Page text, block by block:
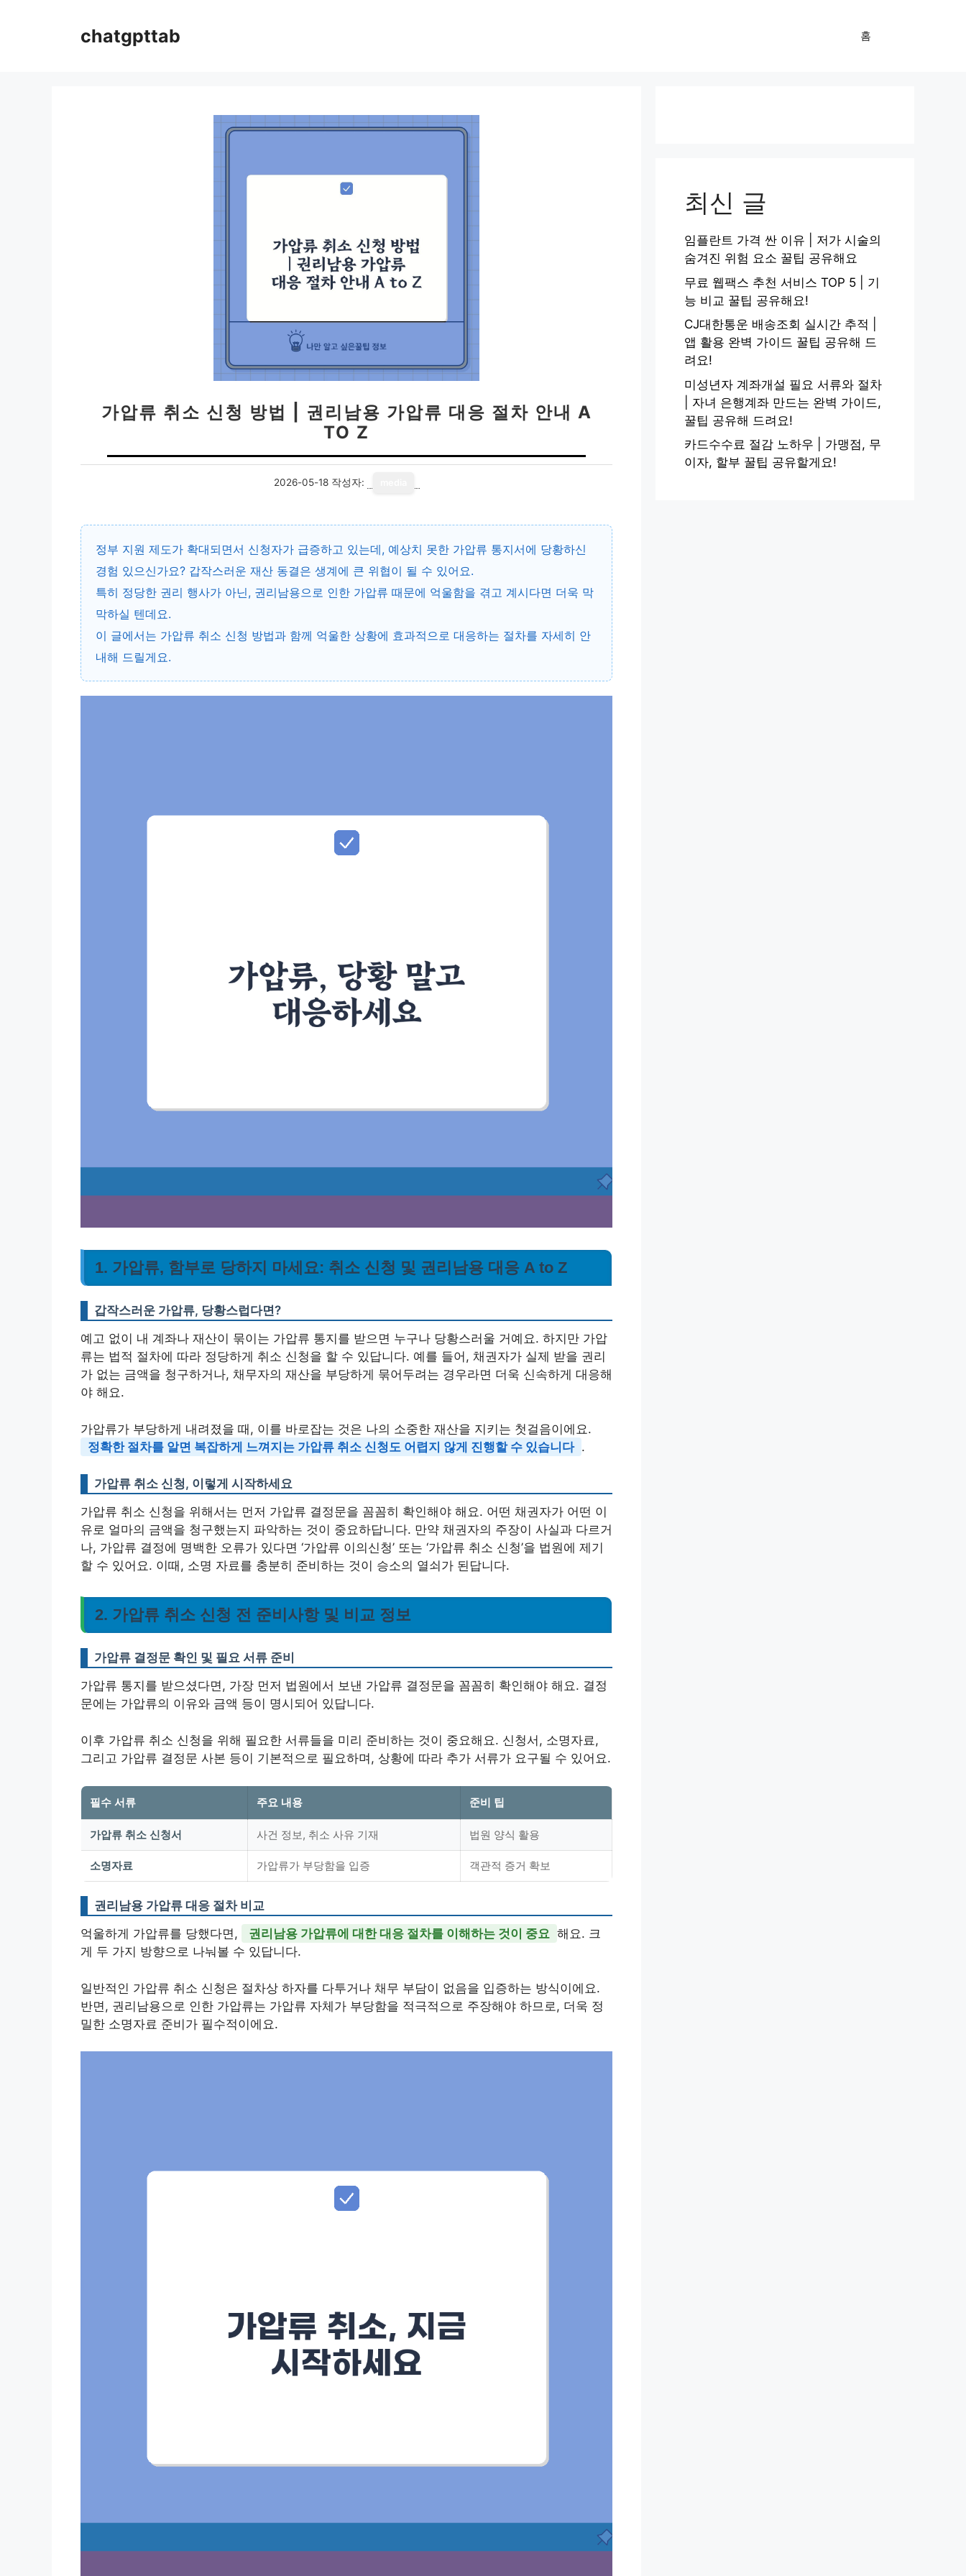
chatgpttab 홈
가압류 취소 신청 방법 | 권리남용 가압류 대응 절차 안내 A
TO Z
2026-05-18 작성자:
정부 지원 제도가 확대되면서 신청자가 급증하고 있는데, 예상치 못한 가압류 통지서에 당황하신
경험 있으신가요? 갑작스러운 재산 동결은 생계에 큰 위협이 될 수 있어요.
특히 정당한 권리 행사가 아닌, 권리남용으로 인한 가압류 때문에 억울함을 겪고 계시다면 더욱 막
막하실 텐데요.
이 글에서는 가압류 취소 신청 방법과 함께 억울한 상황에 효과적으로 대응하는 절차를 자세히 안
내해 드릴게요.
1. 가압류, 함부로 당하지 마세요: 취소 신청 및 권리남용 대응 A to Z
갑작스러운 가압류, 당황스럽다면?
예고 없이 내 계좌나 재산이 묶이는 가압류 통지를 받으면 누구나 당황스러울 거예요. 하지만 가압
류는 법적 절차에 따라 정당하게 취소 신청을 할 수 있답니다. 예를 들어, 채권자가 실제 받을 권리
가 없는 금액을 청구하거나, 채무자의 재산을 부당하게 묶어두려는 경우라면 더욱 신속하게 대응해
야 해요.
가압류가 부당하게 내려졌을 때, 이를 바로잡는 것은 나의 소중한 재산을 지키는 첫걸음이에요.
정확한 절차를 알면 복잡하게 느껴지는 가압류 취소 신청도 어렵지 않게 진행할 수 있습니다 .
가압류 취소 신청, 이렇게 시작하세요
가압류 취소 신청을 위해서는 먼저 가압류 결정문을 꼼꼼히 확인해야 해요. 어떤 채권자가 어떤 이
유로 얼마의 금액을 청구했는지 파악하는 것이 중요하답니다. 만약 채권자의 주장이 사실과 다르거
나, 가압류 결정에 명백한 오류가 있다면 ‘가압류 이의신청’ 또는 ‘가압류 취소 신청’을 법원에 제기
할 수 있어요. 이때, 소명 자료를 충분히 준비하는 것이 승소의 열쇠가 된답니다.
2. 가압류 취소 신청 전 준비사항 및 비교 정보
가압류 결정문 확인 및 필요 서류 준비
가압류 통지를 받으셨다면, 가장 먼저 법원에서 보낸 가압류 결정문을 꼼꼼히 확인해야 해요. 결정
문에는 가압류의 이유와 금액 등이 명시되어 있답니다.
이후 가압류 취소 신청을 위해 필요한 서류들을 미리 준비하는 것이 중요해요. 신청서, 소명자료,
그리고 가압류 결정문 사본 등이 기본적으로 필요하며, 상황에 따라 추가 서류가 요구될 수 있어요.
필수 서류 주요 내용 준비 팁
가압류 취소 신청서 사건 정보, 취소 사유 기재 법원 양식 활용
소명자료 가압류가 부당함을 입증 객관적 증거 확보
권리남용 가압류 대응 절차 비교
억울하게 가압류를 당했다면,
권리남용 가압류에 대한 대응 절차를 이해하는 것이 중요 해요. 크
게 두 가지 방향으로 나눠볼 수 있답니다.
일반적인 가압류 취소 신청은 절차상 하자를 다투거나 채무 부담이 없음을 입증하는 방식이에요.
반면, 권리남용으로 인한 가압류는 가압류 자체가 부당함을 적극적으로 주장해야 하므로, 더욱 정
밀한 소명자료 준비가 필수적이에요.
최신 글
임플란트 가격 싼 이유 | 저가 시술의
숨겨진 위험 요소 꿀팁 공유해요
무료 웹팩스 추천 서비스 TOP 5 | 기
능 비교 꿀팁 공유해요!
CJ대한통운 배송조회 실시간 추적 |
앱 활용 완벽 가이드 꿀팁 공유해 드
려요!
미성년자 계좌개설 필요 서류와 절차
| 자녀 은행계좌 만드는 완벽 가이드,
꿀팁 공유해 드려요!
카드수수료 절감 노하우 | 가맹점, 무
이자, 할부 꿀팁 공유할게요!